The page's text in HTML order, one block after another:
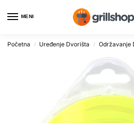
MENI
Početna / Uređenje Dvorišta / Održavanje